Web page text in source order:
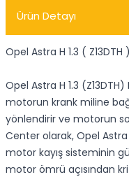
Ürün Detayı
Opel Astra H 1.3 (
Opel Astra H 1.3
motorun krank miline
yönlendirir ve motorun
Center olarak, Opel Astra
motor kayış sisteminin
motor ömrü açısından